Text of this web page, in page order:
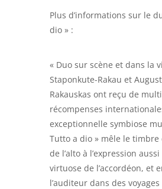
Plus d’informations sur le
dio » :
« Duo sur scène et dans la
Staponkute-Rakau et
Rakauskas ont reçu de
récompenses
exceptionnelle symbiose
Tutto a dio » mêle le timbre
de l’alto à l’expression
virtuose de l’accordéon, et
l’auditeur dans des